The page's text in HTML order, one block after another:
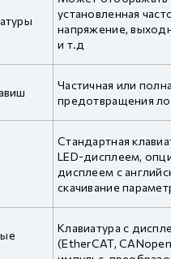
установленная
напряжение,
и т.д
Частичная или
предотвращения
Стандартная
LED-дисплеем,
дисплеем с
скачивание
Клавиатура с
(EtherCAT,